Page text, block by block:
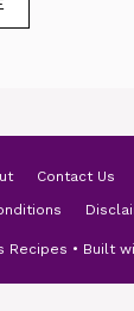
Contact Us
Recipes • Built